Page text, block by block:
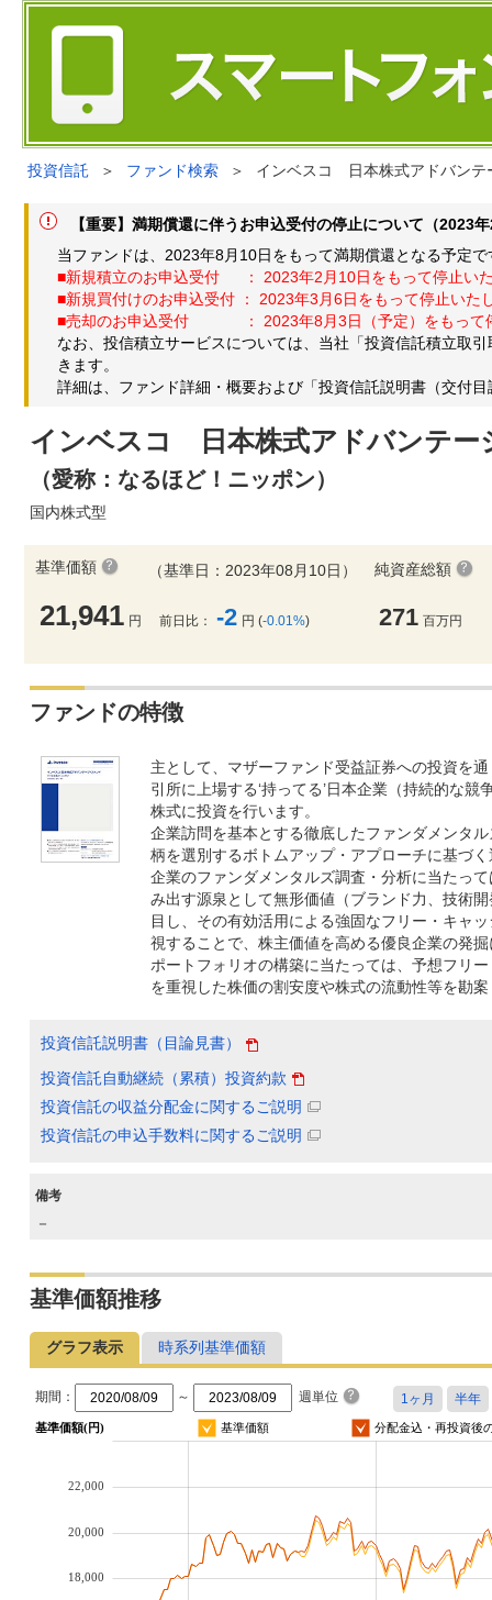
投資信託 ＞ ファンド検索 ＞ インベスコ 日本株式アドバンテ
【重要】満期償還に伴うお申込受付の停止について（2023
当ファンドは、2023年8月10日をもって満期償還となる予定
■新規積立のお申込受付 ： 2023年2月10日をもって停止い
■新規買付けのお申込受付 ： 2023年3月6日をもって停止いた
■売却のお申込受付 ： 2023年8月3日（予定）をもって
なお、投信積立サービスについては、当社「投資信託積立取
きます。
詳細は、ファンド詳細・概要および「投資信託説明書（交付
インベスコ 日本株式アドバンテー
（愛称：なるほど！ニッポン）
国内株式型
基準価額
21,941 円
（基準日：2023年08月10日）
前日比： -2 円 (-0.01%)
純資産総額
271 百万円
ファンドの特徴
主として、マザーファンド受益証券への投資を
引所に上場する‘持ってる’日本企業（持続的な競
株式に投資を行います。
企業訪問を基本とする徹底したファンダメンタ
柄を選別するボトムアップ・アプローチに基づ
企業のファンダメンタルズ調査・分析に当たっ
み出す源泉として無形価値（ブランド力、技術
目し、その有効活用による強固なフリー・キャ
視することで、株主価値を高める優良企業の発
ポートフォリオの構築に当たっては、予想フリ
を重視した株価の割安度や株式の流動性等を勘
投資信託説明書（目論見書）
投資信託自動継続（累積）投資約款
投資信託の収益分配金に関するご説明
投資信託の申込手数料に関するご説明
備考
－
基準価額推移
グラフ表示 時系列基準価額
期間： ～ 週単位
基準価額(円) 基準価額 分配金込・再投資後
18,000
20,000
22,000